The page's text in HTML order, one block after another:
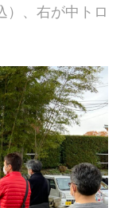
）、右が中トロ